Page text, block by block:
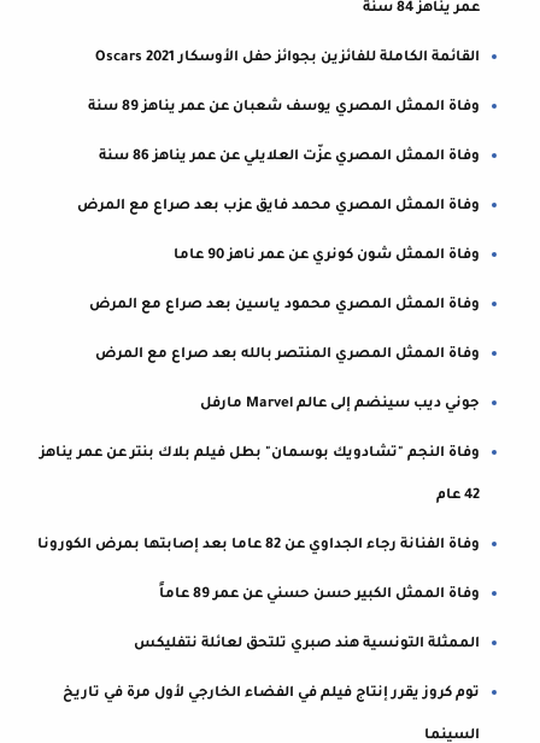
عمر يناهز 84 سنة
القائمة الكاملة للفائزين بجوائز حفل الأوسكار 2021 Oscars
وفاة الممثل المصري يوسف شعبان عن عمر يناهز 89 سنة
وفاة الممثل المصري عزّت العلايلي عن عمر يناهز 86 سنة
وفاة الممثل المصري محمد فايق عزب بعد صراع مع المرض
وفاة الممثل شون كونري عن عمر ناهز 90 عاما
وفاة الممثل المصري ‏محمود ياسين بعد صراع مع المرض
وفاة الممثل المصري المنتصر بالله بعد صراع مع المرض
جوني ديب سينضم إلى عالم Marvel مارفل
وفاة النجم "تشادويك بوسمان" بطل فيلم بلاك بنتر عن عمر يناهز
42 عام
وفاة الفنانة رجاء الجداوي عن 82 عاما بعد إصابتها بمرض الكورونا
وفاة الممثل الكبير حسن حسني عن عمر 89 عاماً
الممثلة التونسية هند صبري تلتحق لعائلة نتفليكس
توم كروز يقرر إنتاج فيلم في الفضاء الخارجي لأول مرة في تاريخ
السينما